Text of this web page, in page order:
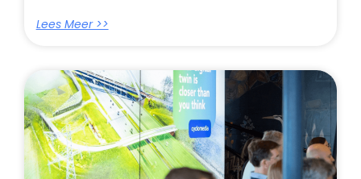
Lees Meer >>